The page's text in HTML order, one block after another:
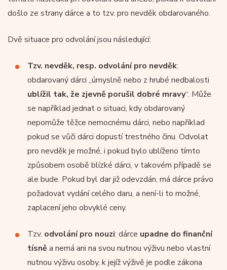
došlo ze strany dárce a to tzv. pro nevděk obdarovaného.
Dvě situace pro odvolání jsou následující:
Tzv. nevděk, resp. odvolání pro nevděk:
obdarovaný dárci „úmyslně nebo z hrubé nedbalosti
ublížil tak, že zjevně porušil dobré mravy“. Může
se například jednat o situaci, kdy obdarovaný
nepomůže těžce nemocnému dárci, nebo například
pokud se vůči dárci dopustí trestného činu. Odvolat
pro nevděk je možné, i pokud bylo ublíženo tímto
způsobem osobě blízké dárci, v takovém případě se
ale bude. Pokud byl dar již odevzdán, má dárce právo
požadovat vydání celého daru, a není-li to možné,
zaplacení jeho obvyklé ceny.
Tzv. odvolání pro nouzi: dárce upadne do finanční
tísně a nemá ani na svou nutnou výživu nebo vlastní
nutnou výživu osoby, k jejíž výživě je podle zákona